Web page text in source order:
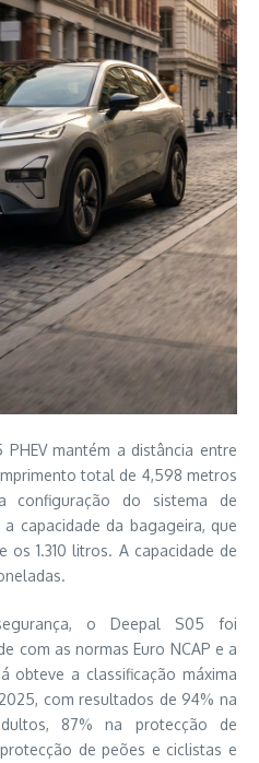
mantém a distância entre
total de 4,598 metros
configuração do sistema de
capacidade da bagageira, que
1.310 litros. A capacidade de
o Deepal S05 foi
com as normas Euro NCAP e a
obteve a classificação máxima
com resultados de 94% na
87% na protecção de
de peões e ciclistas e